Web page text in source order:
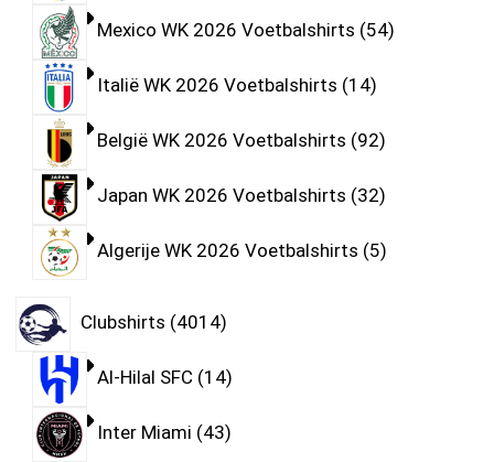
Mexico WK 2026 Voetbalshirts 54
Italië WK 2026 Voetbalshirts 14
België WK 2026 Voetbalshirts 92
Japan WK 2026 Voetbalshirts 32
Algerije WK 2026 Voetbalshirts 5
Clubshirts 4014
Al-Hilal SFC 14
Inter Miami 43